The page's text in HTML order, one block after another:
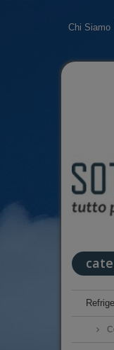
Chi Siamo